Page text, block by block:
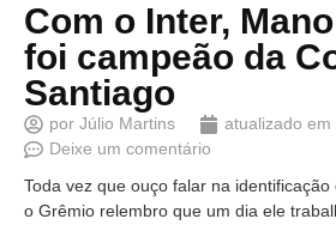
Com o Inter,
foi campeão da
Santiago
por Júlio Martins atualizado em
Deixe um comentário
Toda vez que ouço falar na
o Grêmio relembro que um dia ele